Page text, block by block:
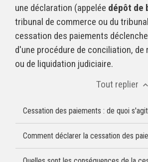
une déclaration (appelée dépôt de
tribunal de commerce ou du
cessation des paiements
d'une procédure de conciliation, de
ou de liquidation judiciaire.
Tout replier keyboard_arrow_up
Cessation des paiements : de quoi
Comment déclarer la cessation des